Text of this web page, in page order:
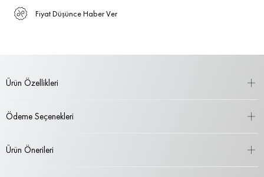
Fiyat Düşünce Haber Ver
Ürün Özellikleri
Ödeme Seçenekleri
Ürün Önerileri